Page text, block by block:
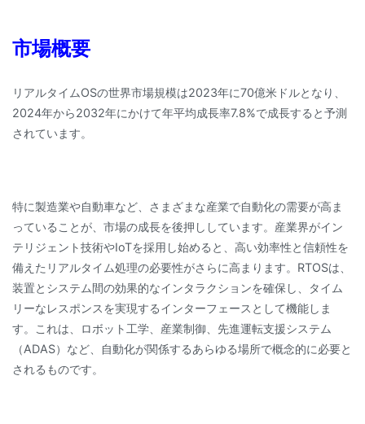
市場概要
リアルタイムOSの世界市場規模は2023年に70億米ドルとなり、
2024年から2032年にかけて年平均成長率7.8%で成長すると予測
されています。
特に製造業や自動車など、さまざまな産業で自動化の需要が高ま
っていることが、市場の成長を後押ししています。産業界がイン
テリジェント技術やIoTを採用し始めると、高い効率性と信頼性を
備えたリアルタイム処理の必要性がさらに高まります。RTOSは、
装置とシステム間の効果的なインタラクションを確保し、タイム
リーなレスポンスを実現するインターフェースとして機能しま
す。これは、ロボット工学、産業制御、先進運転支援システム
（ADAS）など、自動化が関係するあらゆる場所で概念的に必要と
されるものです。